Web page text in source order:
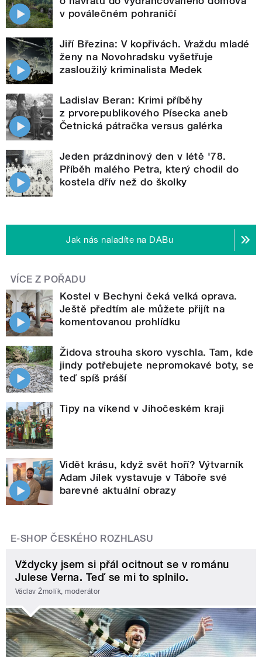
v poválečném pohraničí
Jiří Březina: V kopřivách. Vraždu mladé
ženy na Novohradsku vyšetřuje
zasloužilý kriminalista Medek
Ladislav Beran: Krimi příběhy
z prvorepublikového Písecka aneb
Četnická pátračka versus galérka
Jeden prázdninový den v létě '78.
Příběh malého Petra, který chodil do
kostela dřív než do školky
Jak nás naladíte na DABu
VÍCE Z POŘADU
Kostel v Bechyni čeká velká oprava.
Ještě předtím ale můžete přijít na
komentovanou prohlídku
Židova strouha skoro vyschla. Tam, kde
jindy potřebujete nepromokavé boty, se
teď spíš práší
Tipy na víkend v Jihočeském kraji
Vidět krásu, když svět hoří? Výtvarník
Adam Jílek vystavuje v Táboře své
barevné aktuální obrazy
E-SHOP ČESKÉHO ROZHLASU
Vždycky jsem si přál ocitnout se v románu
Julese Verna. Teď se mi to splnilo.
Václav Žmolík, moderátor